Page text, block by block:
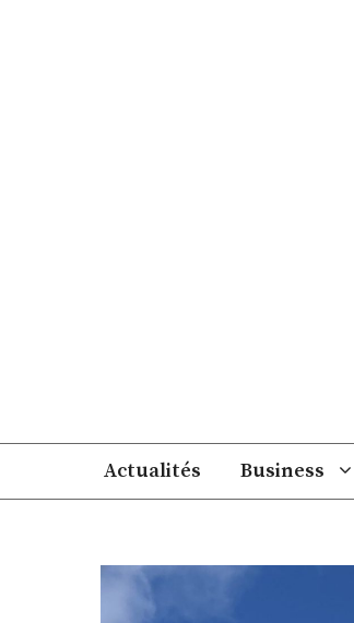
Actualités Business